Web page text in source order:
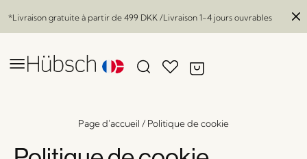
*Livraison gratuite à partir de 499 DKK /Livraison 1-4 jours ouvrables
Page d'accueil / Politique de cookie